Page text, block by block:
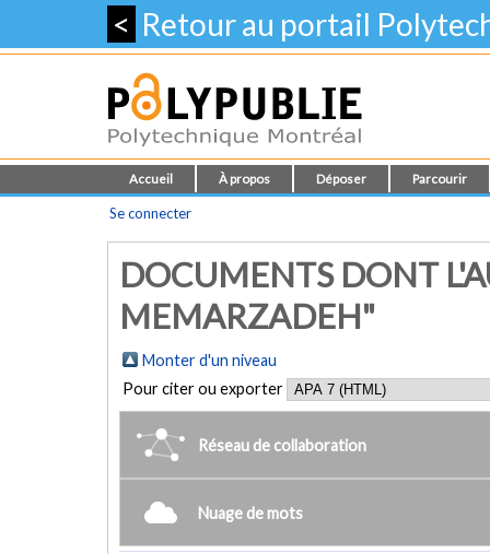
< Retour au portail
Accueil À propos Déposer Parcourir
Se connecter
DOCUMENTS DONT
MEMARZADEH"
Monter d'un niveau
Pour citer ou exporter
Réseau de collaboration
Nuage de mots